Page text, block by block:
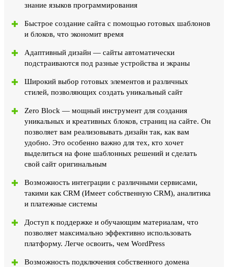
знание языков программирования
Быстрое создание сайта с помощью готовых шаблонов
и блоков, что экономит время
Адаптивный дизайн — сайты автоматически
подстраиваются под разные устройства и экраны
Широкий выбор готовых элементов и различных
стилей, позволяющих создать уникальный сайт
Zero Block — мощный инструмент для создания
уникальных и креативных блоков, страниц на сайте. Он
позволяет вам реализовывать дизайн так, как вам
удобно. Это особенно важно для тех, кто хочет
выделиться на фоне шаблонных решений и сделать
свой сайт оригинальным
Возможность интеграции с различными сервисами,
такими как CRM (Имеет собственную CRM), аналитика
и платежные системы
Доступ к поддержке и обучающим материалам, что
позволяет максимально эффективно использовать
платформу. Легче освоить, чем WordPress
Возможность подключения собственного домена